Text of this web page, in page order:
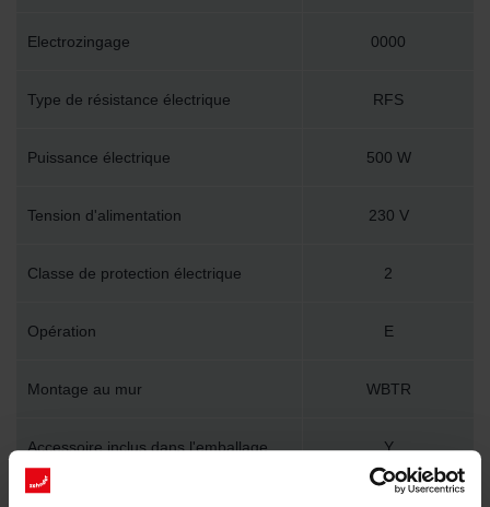
Electrozingage 0000
Type de résistance électrique RFS
Puissance électrique 500 W
Tension d'alimentation 230 V
Classe de protection électrique 2
Opération E
Montage au mur WBTR
Accessoire inclus dans l'emballage Y